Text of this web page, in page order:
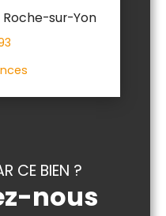
sur-Yon
CE BIEN ?
nous